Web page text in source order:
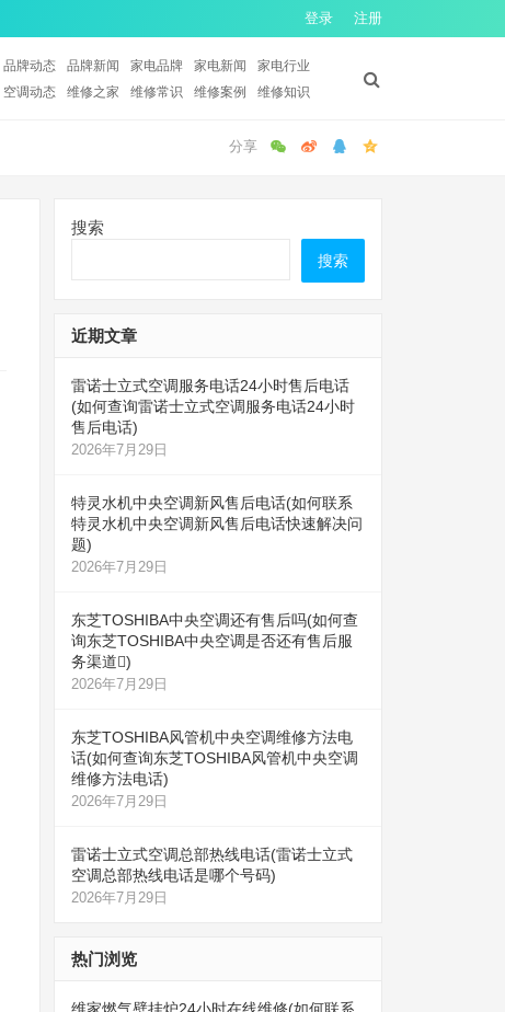
登录 注册
品牌动态 品牌新闻 家电品牌 家电新闻
家电行业
空调动态 维修之家 维修常识 维修案例 维修知识
搜索
搜索
近期文章
雷诺士立式空调服务电话24小时售后电话
(如何查询雷诺士立式空调服务电话24小时
售后电话)
2026年7月29日
特灵水机中央空调新风售后电话(如何联系
特灵水机中央空调新风售后电话快速解决问
题)
2026年7月29日
东芝TOSHIBA中央空调还有售后吗(如何查
询东芝TOSHIBA中央空调是否还有售后服
务渠道)
2026年7月29日
东芝TOSHIBA风管机中央空调维修方法电
话(如何查询东芝TOSHIBA风管机中央空调
维修方法电话)
2026年7月29日
雷诺士立式空调总部热线电话(雷诺士立式
空调总部热线电话是哪个号码)
2026年7月29日
热门浏览